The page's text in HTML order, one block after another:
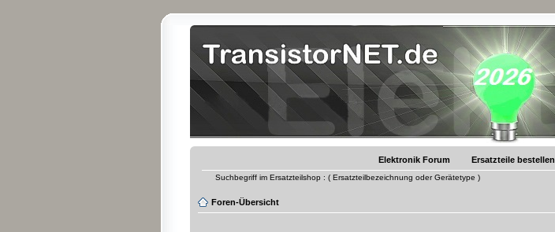
Elektronik Forum Ersatzteile bestellen
Suchbegriff im Ersatzteilshop : ( Ersatzteilbezeichnung oder Gerätetype )
Foren-Übersicht